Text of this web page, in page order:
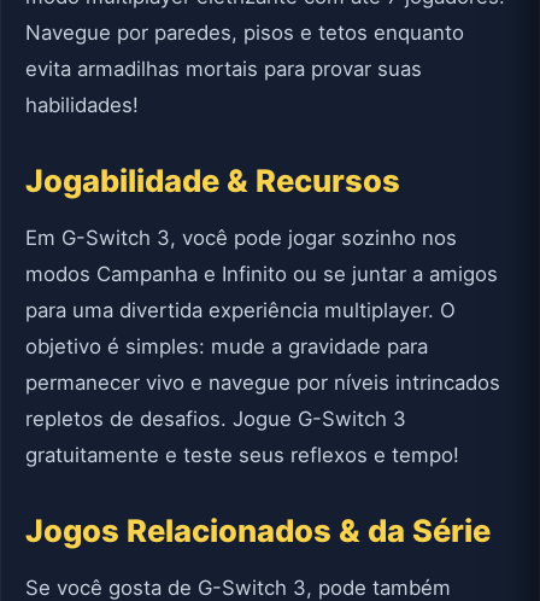
Navegue por paredes, pisos e tetos enquanto
evita armadilhas mortais para provar suas
habilidades!
Jogabilidade & Recursos
Em G-Switch 3, você pode jogar sozinho nos
modos Campanha e Infinito ou se juntar a amigos
para uma divertida experiência multiplayer. O
objetivo é simples: mude a gravidade para
permanecer vivo e navegue por níveis intrincados
repletos de desafios. Jogue G-Switch 3
gratuitamente e teste seus reflexos e tempo!
Jogos Relacionados & da Série
Se você gosta de G-Switch 3, pode também